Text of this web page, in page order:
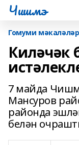
Чишмэ
Гомуми мәкаләләр
Киләчәк
7 майда
Мансуров
районда
белән